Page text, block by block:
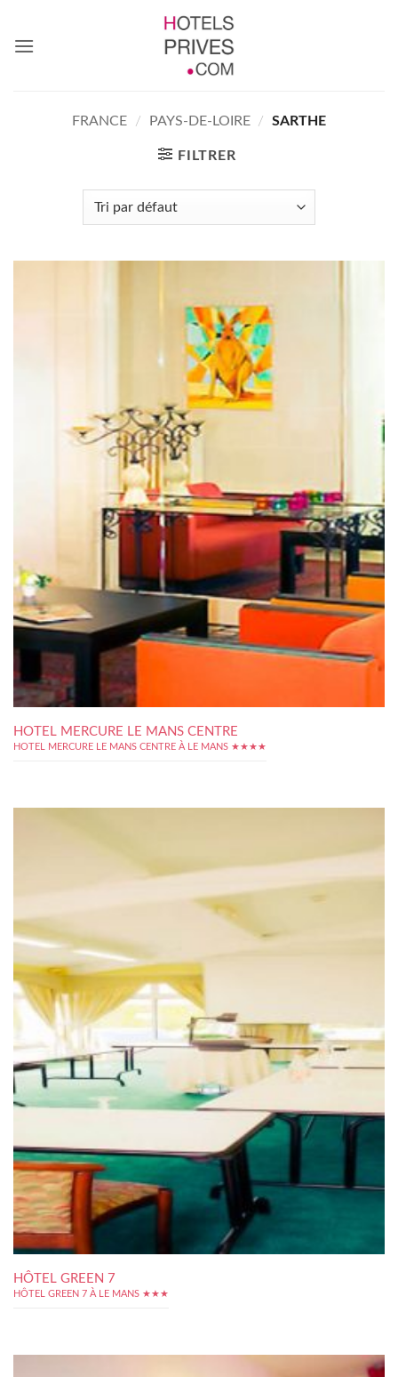
contenu
FRANCE / PAYS-DE-LOIRE / SARTHE
FILTRER
HOTEL MERCURE LE MANS CENTRE
HOTEL MERCURE LE MANS CENTRE À LE MANS ★★★★
HÔTEL GREEN 7
HÔTEL GREEN 7 À LE MANS ★★★